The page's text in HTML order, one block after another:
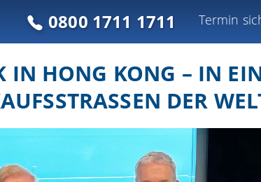
0800 1711 1711 Termin
IN HONG KONG – IN
DER WELT